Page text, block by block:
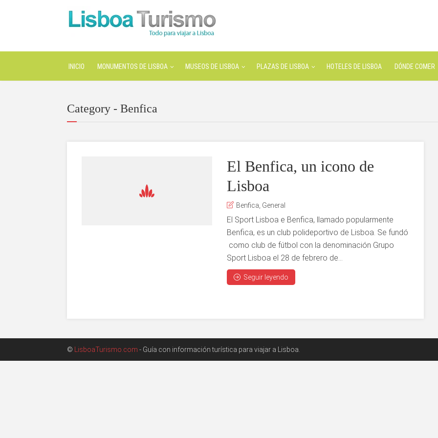
INICIO MONUMENTOS DE LISBOA MUSEOS DE LISBOA PLAZAS DE LISBOA HOTELES DE LISBOA DÓNDE COMER
Category - Benfica
El Benfica, un icono de
Lisboa
Benfica General
El Sport Lisboa e Benfica, llamado popularmente
Benfica, es un club polideportivo de Lisboa. Se fundó
como club de fútbol con la denominación Grupo
Sport Lisboa el 28 de febrero de...
Seguir leyendo
© LisboaTurismo.com - Guía con información turística para viajar a Lisboa.